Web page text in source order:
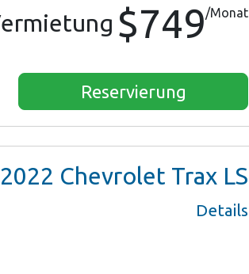
$749/Monat
Reservierung
2022 Chevrolet Trax LS
Details